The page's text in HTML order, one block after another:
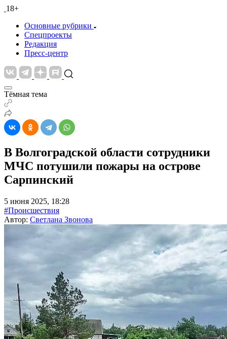
18+
Основные рубрики
Спецпроекты
Редакция
Пресс-центр
Тёмная тема
В Волгоградской области сотрудники
МЧС потушили пожары на острове
Сарпинский
5 июня 2025, 18:28
#Происшествия
Автор: Светлана Звонова